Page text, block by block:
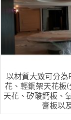
以材質大致可分為
花、輕鋼架天花板
天花、矽酸鈣板、
膏板以